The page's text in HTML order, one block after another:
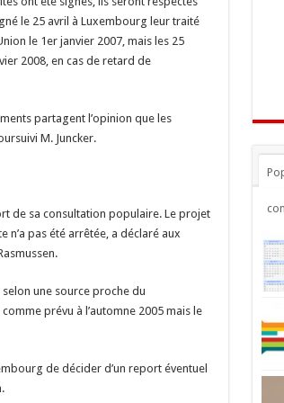
le 25 avril à Luxembourg leur traité
le 1er janvier 2007, mais les 25
2008, en cas de retard de
partagent l’opinion que les
M. Juncker.
de sa consultation populaire. Le projet
pas été arrêtée, a déclaré aux
une source proche du
prévu à l’automne 2005 mais le
de décider d’un report éventuel